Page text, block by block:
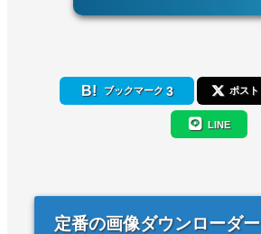
ブックマーク 3 ポスト
LINE
定番の画像ダウンローダー